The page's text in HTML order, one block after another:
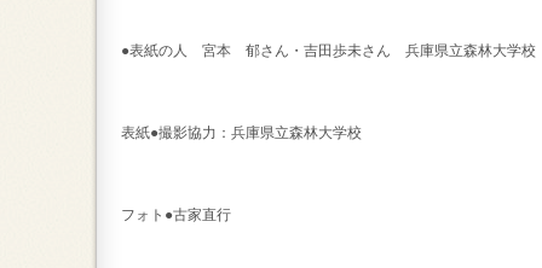
●表紙の人 宮本 郁さん・吉田歩未さん 兵庫県立森林大学校
表紙●撮影協力：兵庫県立森林大学校
フォト●古家直行